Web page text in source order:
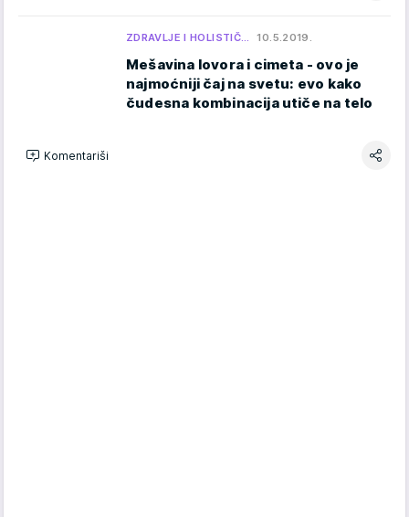
ZDRAVLJE I HOLISTIČ… 10.5.2019.
Mešavina lovora i cimeta - ovo je
najmoćniji čaj na svetu: evo kako
čudesna kombinacija utiče na telo
Komentariši